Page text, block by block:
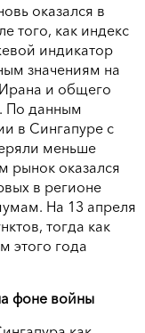
оказался в
того, как индекс
индикатор
значениям на
и общего
По данным
в Сингапуре с
меньше
рынок оказался
в регионе
На 13 апреля
тогда как
этого года
фоне войны